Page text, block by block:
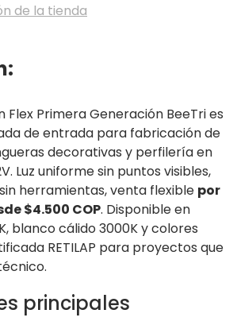
de la tienda
Flex Primera Generación BeeTri es
de entrada para fabricación de
decorativas y perfilería en
Luz uniforme sin puntos visibles,
herramientas, venta flexible por
$4.500 COP. Disponible en
blanco cálido 3000K y colores
RETILAP para proyectos que
principales